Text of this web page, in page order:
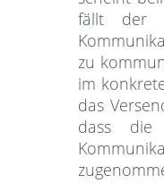
fällt der
zu
im
das
dass die